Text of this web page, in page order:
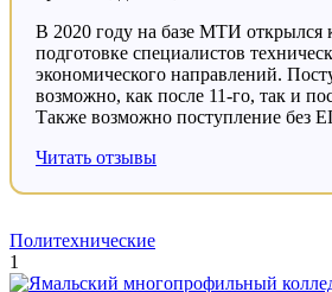
В 2020 году на базе МТИ открылся
подготовке специалистов
экономического направлений.
возможно, как после 11-го, так и
Также возможно поступление без
Читать отзывы
Политехнические
1